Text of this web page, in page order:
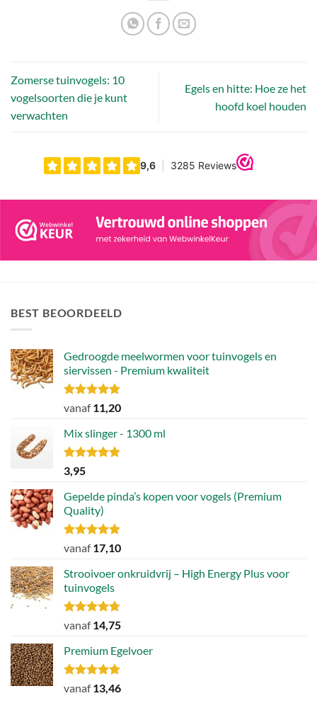
Zomerse tuinvogels: 10
vogelsoorten die je kunt
verwachten
Egels en hitte: Hoe ze het
hoofd koel houden
BEST BEOORDEELD
Gedroogde meelwormen voor tuinvogels en
siervissen - Premium kwaliteit
Gewaardeerd
uit 5
vanaf11,20
Mix slinger - 1300 ml
Gewaardeerd
4.79
3,95
Gepelde pinda’s kopen voor vogels (Premium
Quality)
Gewaardeerd
uit 5
vanaf17,10
Strooivoer onkruidvrij – High Energy Plus voor
tuinvogels
Gewaardeerd
uit 5
vanaf14,75
Premium Egelvoer
Gewaardeerd
uit 5
vanaf13,46